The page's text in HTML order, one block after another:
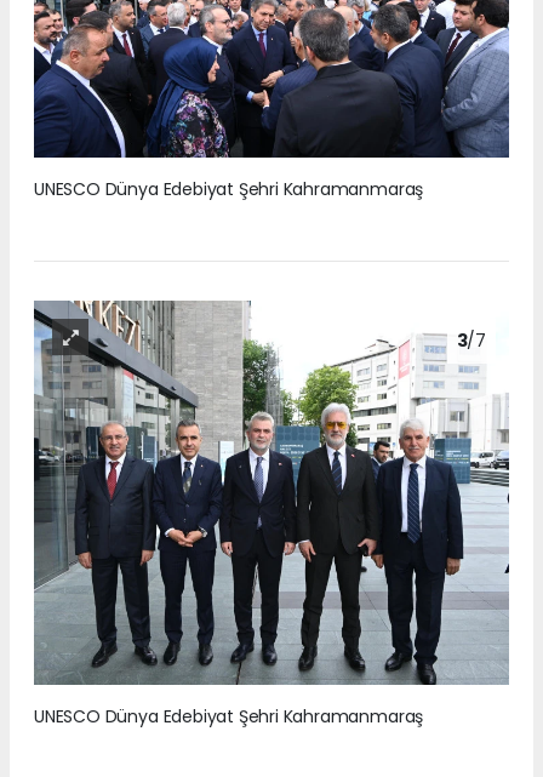
UNESCO Dünya Edebiyat Şehri Kahramanmaraş
3/7
UNESCO Dünya Edebiyat Şehri Kahramanmaraş